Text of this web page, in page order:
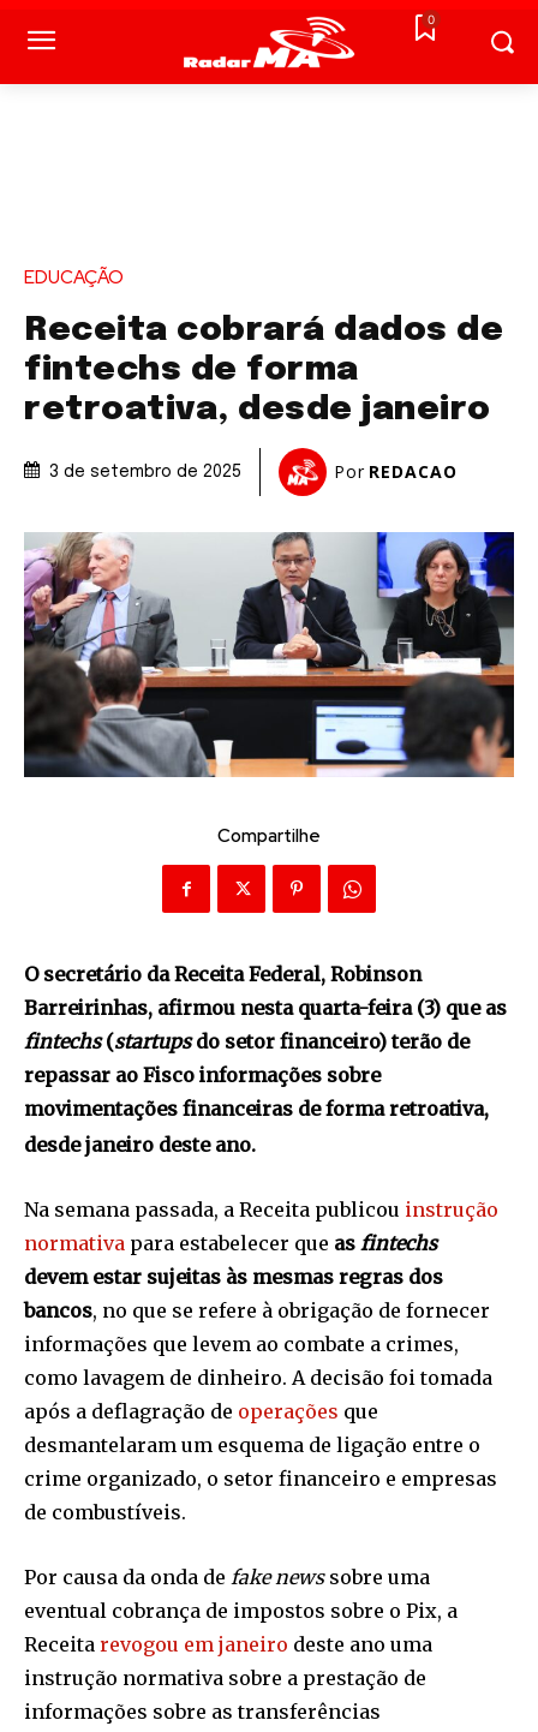
0
EDUCAÇÃO
Receita cobrará dados de
fintechs de forma
retroativa, desde janeiro
3 de setembro de 2025 Por REDACAO
Compartilhe
O secretário da Receita Federal, Robinson
Barreirinhas, afirmou nesta quarta-feira (3) que as
fintechs(startupsdo setor financeiro) terão de
repassar ao Fisco informações sobre
movimentações financeiras de forma retroativa,
desde janeiro deste ano.
Na semana passada, a Receita publicou instrução
normativa para estabelecer que as fintechs
devem estar sujeitas às mesmas regras dos
bancos, no que se refere à obrigação de fornecer
informações que levem ao combate a crimes,
como lavagem de dinheiro. A decisão foi tomada
após a deflagração de operações que
desmantelaram um esquema de ligação entre o
crime organizado, o setor financeiro e empresas
de combustíveis.
Por causa da onda de fake newssobre uma
eventual cobrança de impostos sobre o Pix, a
Receita revogou em janeiro deste ano uma
instrução normativa sobre a prestação de
informações sobre as transferências